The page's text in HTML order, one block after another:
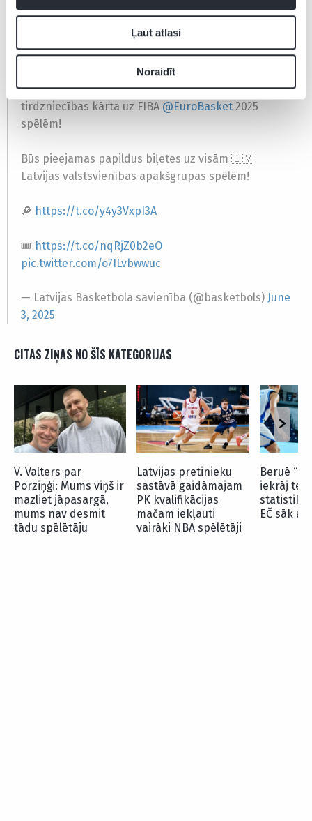
Ļaut atlasi
Noraidīt
Latvijas valstsvienības spēles), kuras, iespējams, tiks
piedāvātas brīvā tirdzniecībā īsi pirms turnīra.
informācija sekos.
Trešdien, 4. jūnijā plkst. 12:00 – nākamā
tirdzniecības kārta uz FIBA @EuroBasket 2025
spēlēm!
Būs pieejamas papildus biļetes uz visām 🇱🇻
Latvijas valstsvienības apakšgrupas spēlēm!
🔎 https://t.co/y4y3VxpI3A
🎟️ https://t.co/nqRjZ0b2eO
pic.twitter.com/o7ILvbwwuc
— Latvijas Basketbola savienība (@basketbols) June
3, 2025
CITAS ZIŅAS NO ŠĪS KATEGORIJAS
V. Valters par
Porziņģi: Mums viņš ir
mazliet jāpasargā,
mums nav desmit
tādu spēlētāju
Latvijas pretinieku
sastāvā gaidāmajam
PK kvalifikācijas
mačam iekļauti
vairāki NBA spēlētāji
Beruē
iekrāj
statistiku,
EČ sāk ar